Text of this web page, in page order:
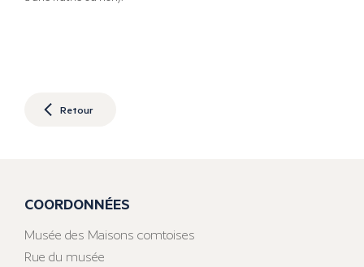
Retour
COORDONNÉES
Musée des Maisons comtoises
Rue du musée